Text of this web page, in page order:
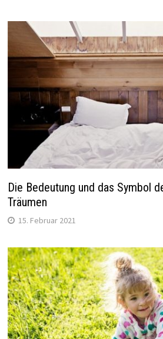
Die Bedeutung und das Symbol
Träumen
15. Februar 2021